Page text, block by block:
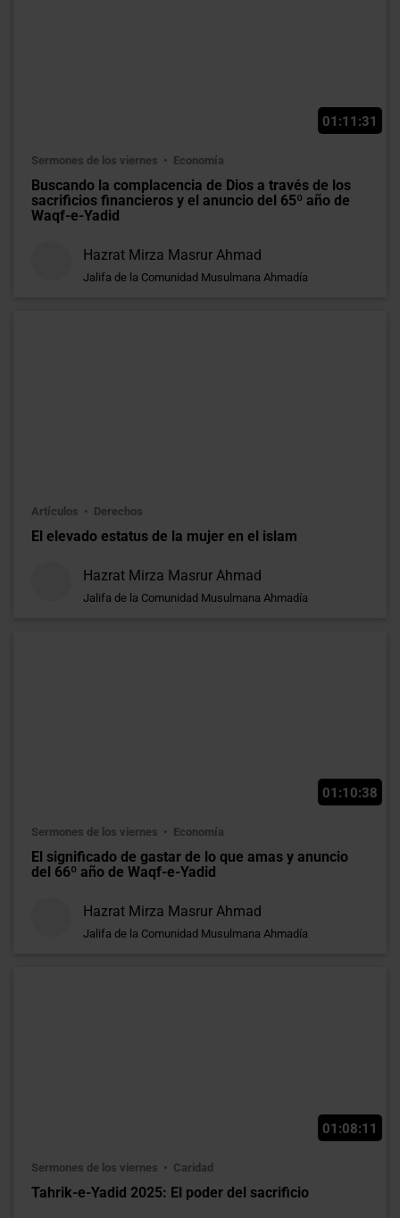
01:11:31
Sermones de los viernes Economía
Buscando la complacencia de Dios a través de los
sacrificios financieros y el anuncio del 65º año de
Waqf-e-Yadid
Hazrat Mirza Masrur Ahmad
Jalifa de la Comunidad Musulmana Ahmadía
Artículos Derechos
El elevado estatus de la mujer en el islam
Hazrat Mirza Masrur Ahmad
Jalifa de la Comunidad Musulmana Ahmadía
01:10:38
Sermones de los viernes Economía
El significado de gastar de lo que amas y anuncio
del 66º año de Waqf-e-Yadid
Hazrat Mirza Masrur Ahmad
Jalifa de la Comunidad Musulmana Ahmadía
01:08:11
Sermones de los viernes Caridad
Tahrik-e-Yadid 2025: El poder del sacrificio